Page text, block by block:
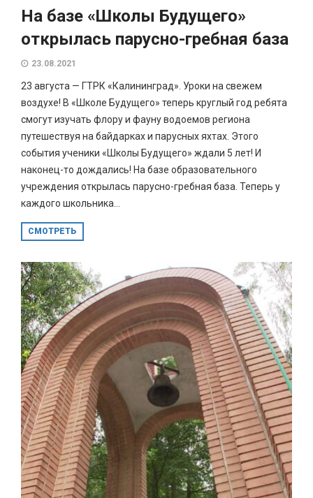
На базе «Школы Будущего»
открылась парусно-гребная база
23.08.2021
23 августа — ГТРК «Калининград». Уроки на свежем
воздухе! В «Школе Будущего» теперь круглый год ребята
смогут изучать флору и фауну водоемов региона
путешествуя на байдарках и парусных яхтах. Этого
события ученики «Школы Будущего» ждали 5 лет! И
наконец-то дождались! На базе образовательного
учреждения открылась парусно-гребная база. Теперь у
каждого школьника...
СМОТРЕТЬ